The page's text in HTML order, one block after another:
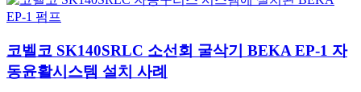
코벨코 SK140SRLC 소선회 굴삭기 BEKA EP-1 자
동윤활시스템 설치 사례